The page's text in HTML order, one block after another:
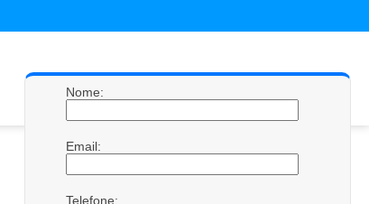
Nome:
Email:
Telefone: